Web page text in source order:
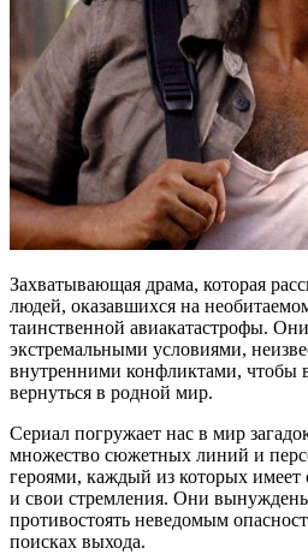
Захватывающая драма, которая
людей, оказавшихся на
таинственной авиакатастрофы.
экстремальными условиями,
внутренними конфликтами, чтобы
вернуться в родной мир.
Сериал погружает нас в мир
множество сюжетных линий и
героями, каждый из которых
и свои стремления. Они
противостоять неведомым
поисках выхода.